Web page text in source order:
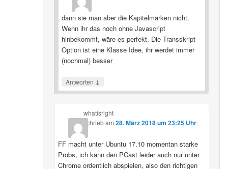
dann sie man aber die Kapitelmarken nicht.
Wenn ihr das noch ohne Javascript
hinbekommt, wäre es perfekt. Die Transskript
Option ist eine Klasse Idee, ihr werdet immer
(nochmal) besser
Antworten ↓
whatisright
schriebam 28. März 2018 um 23:25 Uhr:
FF macht unter Ubuntu 17.10 momentan starke
Probs, ich kann den PCast leider auch nur unter
Chrome ordentlich abspielen, also den richtigen